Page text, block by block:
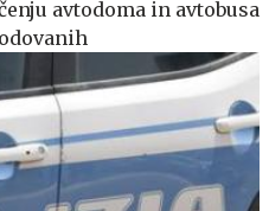
avtodoma in avtobusa